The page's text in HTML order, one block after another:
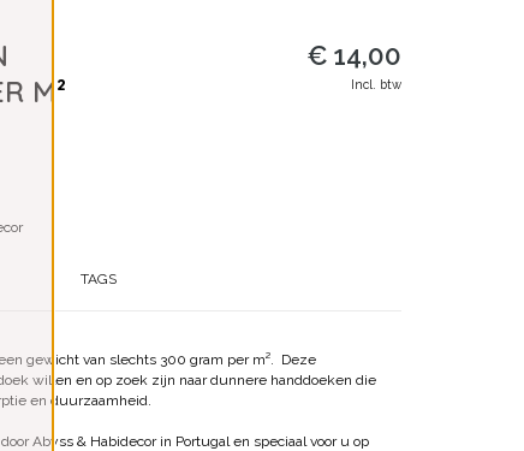
M²
€ 14,00
Incl. btw
TAGS
gewicht van slechts 300 gram per m². Deze
willen en op zoek zijn naar dunnere handdoeken die
en duurzaamheid.
Abyss & Habidecor in Portugal en speciaal voor u op